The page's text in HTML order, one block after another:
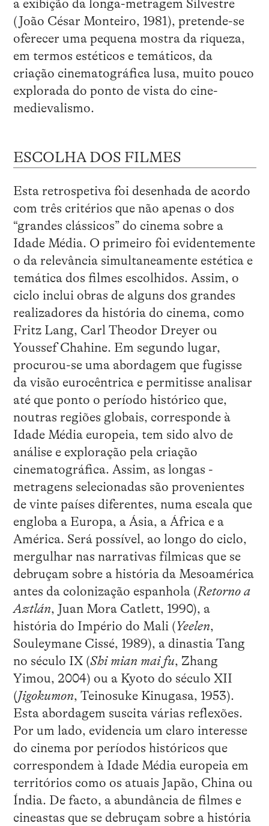
a exibição da longa-metragem Silvestre
(João César Monteiro, 1981), pretende-se
oferecer uma pequena mostra da riqueza,
em termos estéticos e temáticos, da
criação cinematográfica lusa, muito pouco
explorada do ponto de vista do cine-
medievalismo.
ESCOLHA DOS FILMES
Esta retrospetiva foi desenhada de acordo
com três critérios que não apenas o dos
“grandes clássicos” do cinema sobre a
Idade Média. O primeiro foi evidentemente
o da relevância simultaneamente estética e
temática dos filmes escolhidos. Assim, o
ciclo inclui obras de alguns dos grandes
realizadores da história do cinema, como
Fritz Lang, Carl Theodor Dreyer ou
Youssef Chahine. Em segundo lugar,
procurou-se uma abordagem que fugisse
da visão eurocêntrica e permitisse analisar
até que ponto o período histórico que,
noutras regiões globais, corresponde à
Idade Média europeia, tem sido alvo de
análise e exploração pela criação
cinematográfica. Assim, as longas -
metragens selecionadas são provenientes
de vinte países diferentes, numa escala que
engloba a Europa, a Ásia, a África e a
América. Será possível, ao longo do ciclo,
mergulhar nas narrativas fílmicas que se
debruçam sobre a história da Mesoamérica
antes da colonização espanhola (Retorno a
Aztlán, Juan Mora Catlett, 1990), a
história do Império do Mali (Yeelen,
Souleymane Cissé, 1989), a dinastia Tang
no século IX (Shi mian mai fu, Zhang
Yimou, 2004) ou a Kyoto do século XII
(Jigokumon, Teinosuke Kinugasa, 1953).
Esta abordagem suscita várias reflexões.
Por um lado, evidencia um claro interesse
do cinema por períodos históricos que
correspondem à Idade Média europeia em
territórios como os atuais Japão, China ou
Índia. De facto, a abundância de filmes e
cineastas que se debruçam sobre a história